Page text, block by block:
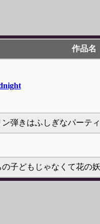
作品名
ン弾きはふしぎなパーテ
子どもじゃなくて花の